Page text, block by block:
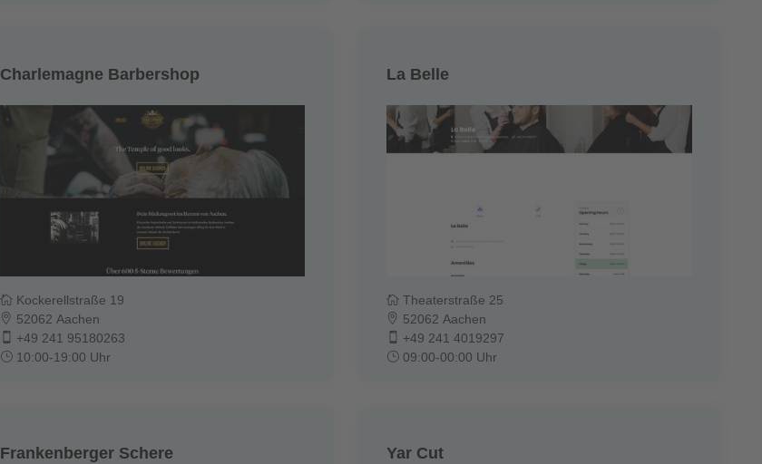
Charlemagne Barbershop
Kockerellstraße 19
52062 Aachen
+49 241 95180263
10:00-19:00 Uhr
La Belle
Theaterstraße 25
52062 Aachen
+49 241 4019297
09:00-00:00 Uhr
Frankenberger Schere Yar Cut